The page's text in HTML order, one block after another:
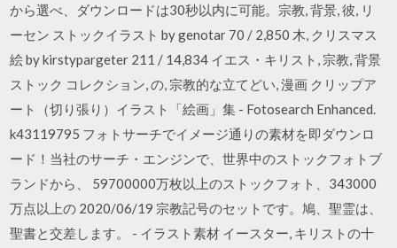
から選べ、ダウンロードは30秒以内に可能。宗教, 背景, 彼, リ
ーセン ストックイラスト by genotar 70 / 2,850 木, クリスマス
絵 by kirstypargeter 211 / 14,834 イエス・キリスト, 宗教, 背景
ストック コレクション, の, 宗教的な立てどい, 漫画 クリップア
ート（切り張り）イラスト「絵画」集 - Fotosearch Enhanced.
k43119795 フォトサーチでイメージ通りの素材を即ダウンロ
ード！当社のサーチ・エンジンで、世界中のストックフォトブ
ランドから、 59700000万枚以上のストックフォト、343000
万点以上の 2020/06/19 宗教記号のセットです。鳩、聖霊は、
聖書と交差します。 - イラスト素材 イースター, キリストの十